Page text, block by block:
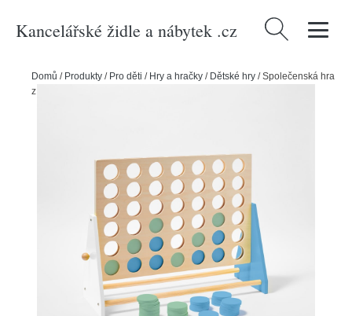
Kancelářské židle a nábytek .cz Vyhledávání
Domů / Produkty / Pro děti / Hry a hračky / Dětské hry /Společenská hra
z masivního borovicového dřeva Sunnylife Four In a Row